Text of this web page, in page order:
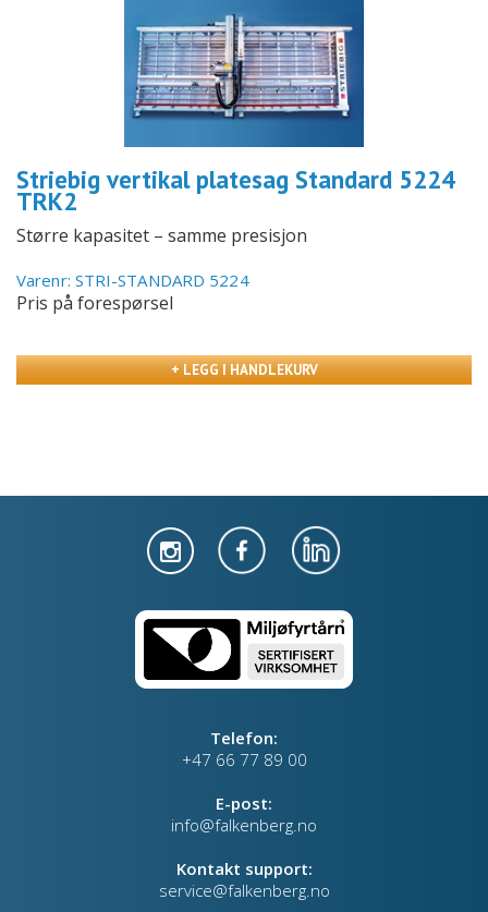
Striebig vertikal platesag Standard 5224
TRK2
Større kapasitet – samme presisjon
Varenr: STRI-STANDARD 5224
Pris på forespørsel
+ LEGG I HANDLEKURV
Telefon:
+47 66 77 89 00
E-post:
info@falkenberg.no
Kontakt support:
service@falkenberg.no